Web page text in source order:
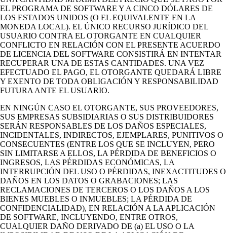
EL PROGRAMA DE SOFTWARE Y A CINCO DÓLARES DE
LOS ESTADOS UNIDOS (O EL EQUIVALENTE EN LA
MONEDA LOCAL). EL ÚNICO RECURSO JURÍDICO DEL
USUARIO CONTRA EL OTORGANTE EN CUALQUIER
CONFLICTO EN RELACIÓN CON EL PRESENTE ACUERDO
DE LICENCIA DEL SOFTWARE CONSISTIRÁ EN INTENTAR
RECUPERAR UNA DE ESTAS CANTIDADES. UNA VEZ
EFECTUADO EL PAGO, EL OTORGANTE QUEDARÁ LIBRE
Y EXENTO DE TODA OBLIGACIÓN Y RESPONSABILIDAD
FUTURA ANTE EL USUARIO.
EN NINGÚN CASO EL OTORGANTE, SUS PROVEEDORES,
SUS EMPRESAS SUBSIDIARIAS O SUS DISTRIBUIDORES
SERÁN RESPONSABLES DE LOS DAÑOS ESPECIALES,
INCIDENTALES, INDIRECTOS, EJEMPLARES, PUNITIVOS O
CONSECUENTES (ENTRE LOS QUE SE INCLUYEN, PERO
SIN LIMITARSE A ELLOS, LA PÉRDIDA DE BENEFICIOS O
INGRESOS, LAS PÉRDIDAS ECONÓMICAS, LA
INTERRUPCIÓN DEL USO O PÉRDIDAS, INEXACTITUDES O
DAÑOS EN LOS DATOS O GRABACIONES; LAS
RECLAMACIONES DE TERCEROS O LOS DAÑOS A LOS
BIENES MUEBLES O INMUEBLES; LA PÉRDIDA DE
CONFIDENCIALIDAD), EN RELACIÓN A LA APLICACIÓN
DE SOFTWARE, INCLUYENDO, ENTRE OTROS,
CUALQUIER DAÑO DERIVADO DE (a) EL USO O LA